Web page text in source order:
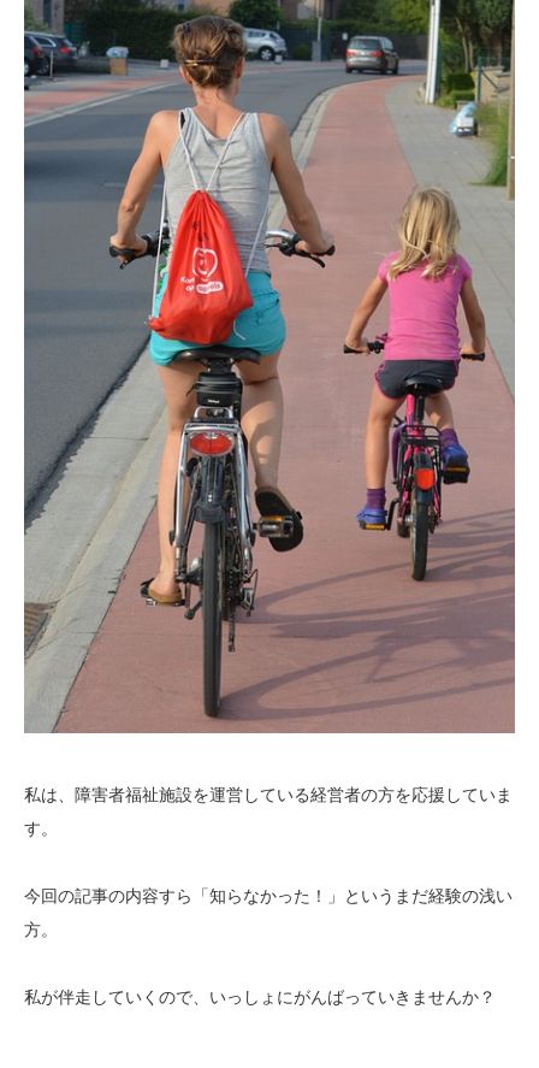
私は、障害者福祉施設を運営している経営者の方を応援していま
す。
今回の記事の内容すら「知らなかった！」というまだ経験の浅い
方。
私が伴走していくので、いっしょにがんばっていきませんか？